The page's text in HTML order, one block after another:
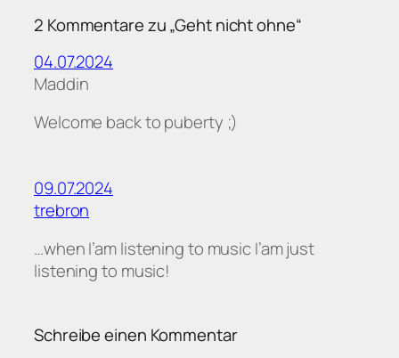
2 Kommentare zu „Geht nicht ohne“
04.07.2024
Maddin
Welcome back to puberty ;)
09.07.2024
trebron
…when I’am listening to music I’am just
listening to music!
Schreibe einen Kommentar